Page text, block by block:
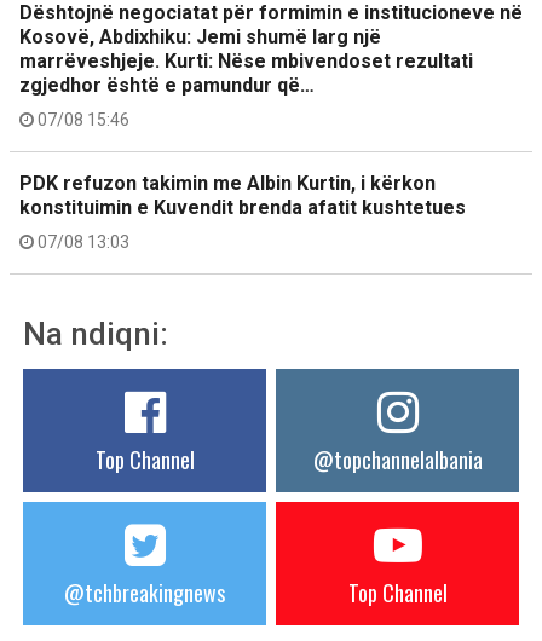
Dështojnë negociatat për formimin e institucioneve në
Kosovë, Abdixhiku: Jemi shumë larg një
marrëveshjeje. Kurti: Nëse mbivendoset rezultati
zgjedhor është e pamundur që…
07/08 15:46
PDK refuzon takimin me Albin Kurtin, i kërkon
konstituimin e Kuvendit brenda afatit kushtetues
07/08 13:03
Na ndiqni:
Top Channel @topchannelalbania
@tchbreakingnews Top Channel